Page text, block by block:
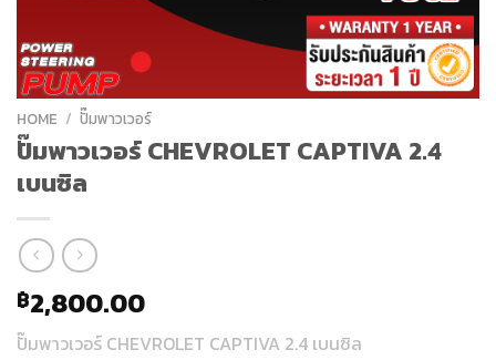
HOME / ปั๊มพาวเวอร์
ปั๊มพาวเวอร์ CHEVROLET CAPTIVA 2.4
เบนซิล
฿2,800.00
ปั๊มพาวเวอร์ CHEVROLET CAPTIVA 2.4 เบนซิล